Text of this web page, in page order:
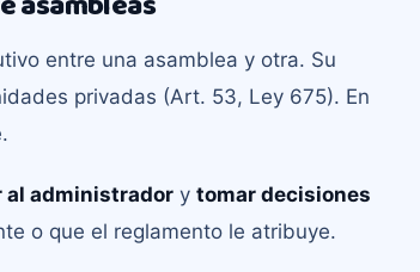
entre una asamblea y otra. Su
privadas (Art. 53, Ley 675). En
al administrador y tomar decisiones
o que el reglamento le atribuye.